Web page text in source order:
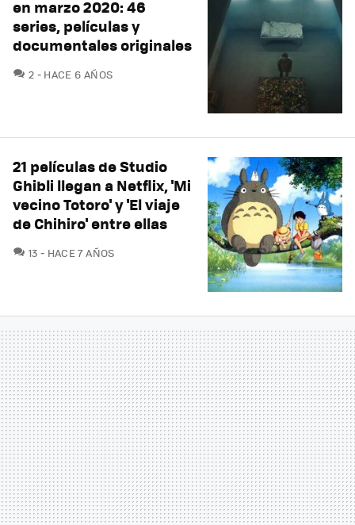
en marzo 2020: 46
series, películas y
documentales originales
2 COMENTARIOS
HACE 6 AÑOS
21 películas de Studio
Ghibli llegan a Netflix, 'Mi
vecino Totoro' y 'El viaje
de Chihiro' entre ellas
13 COMENTARIOS
HACE 7 AÑOS